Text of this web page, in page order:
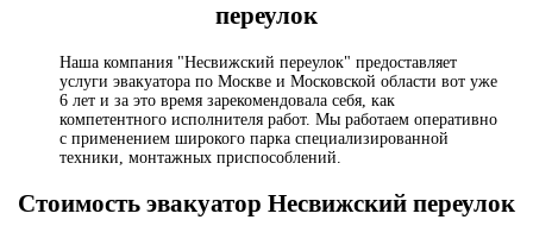
переулок
Наша компания "Несвижский переулок" предоставляет
услуги эвакуатора по Москве и Московской области вот уже
6 лет и за это время зарекомендовала себя, как
компетентного исполнителя работ. Мы работаем оперативно
с применением широкого парка специализированной
техники, монтажных приспособлений.
Стоимость эвакуатор Несвижский переулок